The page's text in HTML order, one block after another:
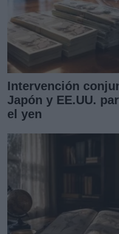
Intervención
Japón y EE.UU.
el yen